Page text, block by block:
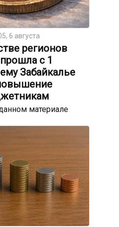
6 августа
регионов
с 1
Забайкалье
материале